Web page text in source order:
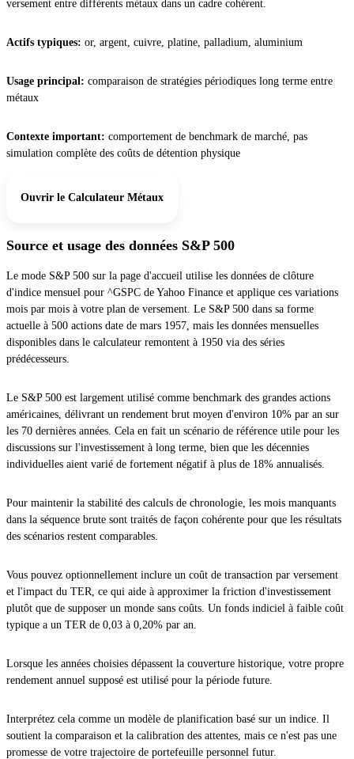
versement entre différents métaux dans un cadre cohérent.
Actifs typiques: or, argent, cuivre, platine, palladium, aluminium
Usage principal: comparaison de stratégies périodiques long terme entre
métaux
Contexte important: comportement de benchmark de marché, pas
simulation complète des coûts de détention physique
Ouvrir le Calculateur Métaux
Source et usage des données S&P 500
Le mode S&P 500 sur la page d'accueil utilise les données de clôture
d'indice mensuel pour ^GSPC de Yahoo Finance et applique ces variations
mois par mois à votre plan de versement. Le S&P 500 dans sa forme
actuelle à 500 actions date de mars 1957, mais les données mensuelles
disponibles dans le calculateur remontent à 1950 via des séries
prédécesseurs.
Le S&P 500 est largement utilisé comme benchmark des grandes actions
américaines, délivrant un rendement brut moyen d'environ 10% par an sur
les 70 dernières années. Cela en fait un scénario de référence utile pour les
discussions sur l'investissement à long terme, bien que les décennies
individuelles aient varié de fortement négatif à plus de 18% annualisés.
Pour maintenir la stabilité des calculs de chronologie, les mois manquants
dans la séquence brute sont traités de façon cohérente pour que les résultats
des scénarios restent comparables.
Vous pouvez optionnellement inclure un coût de transaction par versement
et l'impact du TER, ce qui aide à approximer la friction d'investissement
plutôt que de supposer un monde sans coûts. Un fonds indiciel à faible coût
typique a un TER de 0,03 à 0,20% par an.
Lorsque les années choisies dépassent la couverture historique, votre propre
rendement annuel supposé est utilisé pour la période future.
Interprétez cela comme un modèle de planification basé sur un indice. Il
soutient la comparaison et la calibration des attentes, mais ce n'est pas une
promesse de votre trajectoire de portefeuille personnel futur.